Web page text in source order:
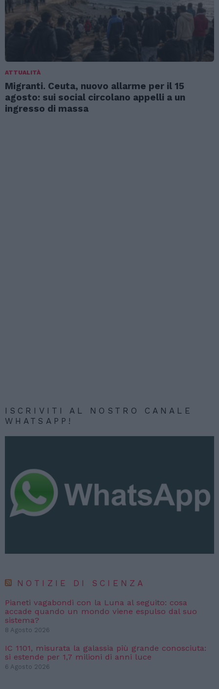
ATTUALITÀ
Migranti. Ceuta, nuovo allarme per il 15
agosto: sui social circolano appelli a un
ingresso di massa
ISCRIVITI AL NOSTRO CANALE
WHATSAPP!
NOTIZIE DI SCIENZA
Pianeti vagabondi con la Luna al seguito: cosa
accade quando un mondo viene espulso dal suo
sistema?
8 Agosto 2026
IC 1101, misurata la galassia più grande conosciuta:
si estende per 1,7 milioni di anni luce
6 Agosto 2026